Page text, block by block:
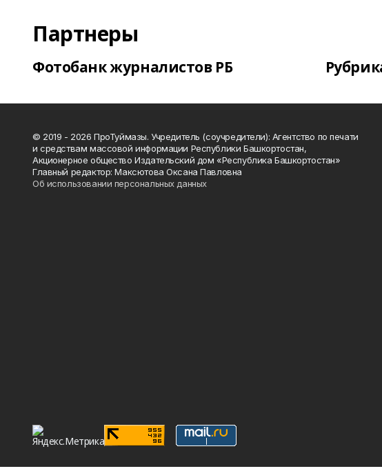
Партнеры
Фотобанк журналистов РБ
© 2019 - 2026 ПроТуймазы. Учредитель (соучредители): Агентство по печати
и средствам массовой информации Республики Башкортостан,
Акционерное общество Издательский дом «Республика Башкортостан»
Главный редактор: Максютова Оксана Павловна
Об использовании персональных данных